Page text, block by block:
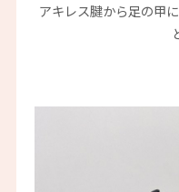
アキレス腱から足の甲